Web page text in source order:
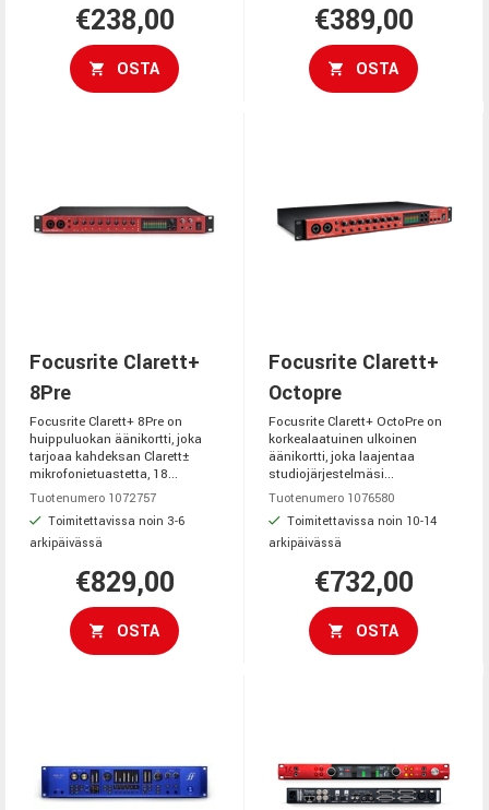
€238,00
OSTA
€389,00
OSTA
Focusrite Clarett+
8Pre
Focusrite Clarett+ 8Pre on
huippuluokan äänikortti, joka
tarjoaa kahdeksan Clarett±
mikrofonietuastetta, 18...
Tuotenumero 1072757
Toimitettavissa noin 3-6
arkipäivässä
€829,00
OSTA
Focusrite Clarett+
Octopre
Focusrite Clarett+ OctoPre on
korkealaatuinen ulkoinen
äänikortti, joka laajentaa
studiojärjestelmäsi...
Tuotenumero 1076580
Toimitettavissa noin 10-14
arkipäivässä
€732,00
OSTA